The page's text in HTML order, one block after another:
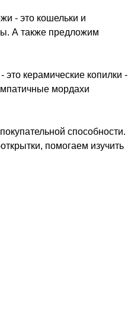
- это кошельки и
А также предложим
керамические копилки -
мордахи
способности.
помогаем изучить